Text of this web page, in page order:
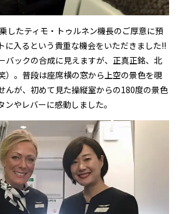
したティモ・トゥルネン機長のご厚意に預
に入るという貴重な機会をいただきました!!
バックの合成に見えますが、正真正銘、北
）。普段は座席横の窓から上空の景色を覗
んが、初めて見た操縦室からの180度の景色
ンやレバーに感動しました。